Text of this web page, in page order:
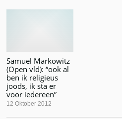
Samuel Markowitz
(Open vld): “ook al
ben ik religieus
joods, ik sta er
voor iedereen”
12 Oktober 2012